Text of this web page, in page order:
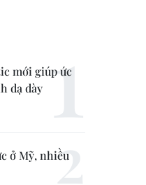
mới giúp ức
dạ dày
ở Mỹ, nhiều